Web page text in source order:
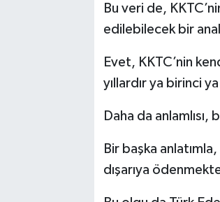
Bu veri de,
edilebilecek bir
Evet, KKTC’nin
yıllardır ya birinci
Daha da
Bir başka
dışarıya